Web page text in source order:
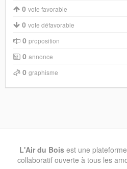
0 vote favorable
0 vote défavorable
0 proposition
0 annonce
0 graphisme
L'Air du Bois est une plateforme
collaboratif ouverte à tous les